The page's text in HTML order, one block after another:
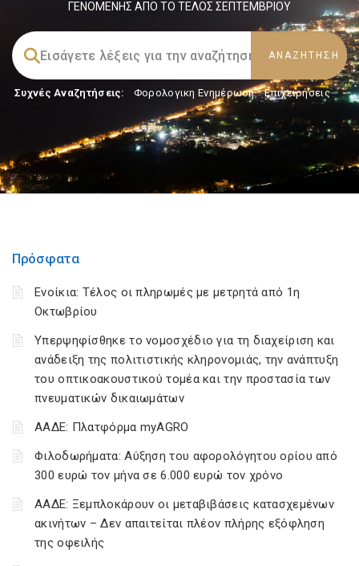
ΓΕΝΟΜΕΝΗΣ ΑΠΟ ΤΟ ΤΕΛΟΣ ΣΕΠΤΕΜΒΡΙΟΥ
Συχνές Αναζητήσεις: Φορολογικη Ενημέρωση, Επιχειρήσεις
Πρόσφατα
Ενοίκια: Τέλος οι πληρωμές με μετρητά από 1η
Οκτωβρίου
Υπερψηφίσθηκε το νομοσχέδιο για τη διαχείριση και
ανάδειξη της πολιτιστικής κληρονομιάς, την ανάπτυξη
του οπτικοακουστικού τομέα και την προστασία των
πνευματικών δικαιωμάτων
ΑΑΔΕ: Πλατφόρμα myAGRO
Φιλοδωρήματα: Αύξηση του αφορολόγητου ορίου από
300 ευρώ τον μήνα σε 6.000 ευρώ τον χρόνο
ΑΑΔΕ: Ξεμπλοκάρουν οι μεταβιβάσεις κατασχεμένων
ακινήτων – Δεν απαιτείται πλέον πλήρης εξόφληση
της οφειλής